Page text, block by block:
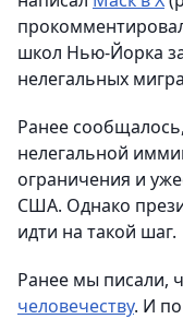
школ Нью-Йорка
нелегальных
Ранее
нелегальной
ограничения и
США. Однако
идти на такой шаг.
Ранее мы писали,
человечеству. И